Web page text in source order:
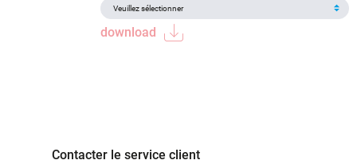
download
Contacter le service client